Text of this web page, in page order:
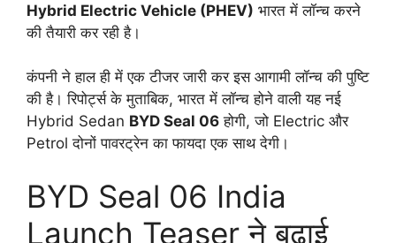
Hybrid Electric Vehicle (PHEV) भारत में लॉन्च करने
की तैयारी कर रही है।
कंपनी ने हाल ही में एक टीजर जारी कर इस आगामी लॉन्च की पुष्टि
की है। रिपोर्ट्स के मुताबिक, भारत में लॉन्च होने वाली यह नई
Hybrid Sedan BYD Seal 06 होगी, जो Electric और
Petrol दोनों पावरट्रेन का फायदा एक साथ देगी।
BYD Seal 06 India
Launch Teaser ने बढ़ाई